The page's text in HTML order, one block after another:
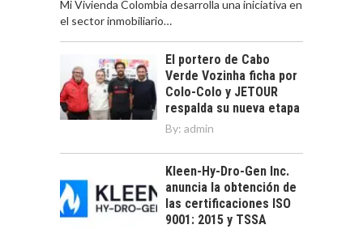
Mi Vivienda Colombia desarrolla una iniciativa en
el sector inmobiliario…
El portero de Cabo
Verde Vozinha ficha por
Colo-Colo y JETOUR
respalda su nueva etapa
By: admin
Kleen-Hy-Dro-Gen Inc.
anuncia la obtención de
las certificaciones ISO
9001: 2015 y TSSA